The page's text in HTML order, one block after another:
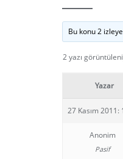
Bu konu 2
2 yazı
Yazar
27 Kasım 2011:
Anonim
Pasif